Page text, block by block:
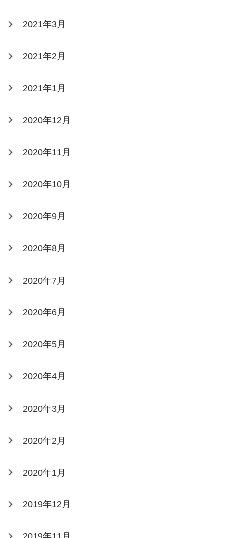
2021年3月
2021年2月
2021年1月
2020年12月
2020年11月
2020年10月
2020年9月
2020年8月
2020年7月
2020年6月
2020年5月
2020年4月
2020年3月
2020年2月
2020年1月
2019年12月